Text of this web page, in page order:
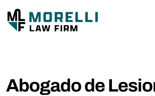
Abogado de